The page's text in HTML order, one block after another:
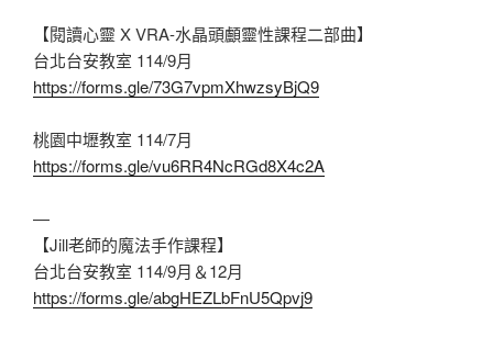
【閱讀心靈 X VRA-水晶頭顱靈性課程二部曲】
台北台安教室 114/9月
https://forms.gle/73G7vpmXhwzsyBjQ9
桃園中壢教室 114/7月
https://forms.gle/vu6RR4NcRGd8X4c2A
—
【Jill老師的魔法手作課程】
台北台安教室 114/9月＆12月
https://forms.gle/abgHEZLbFnU5Qpvj9